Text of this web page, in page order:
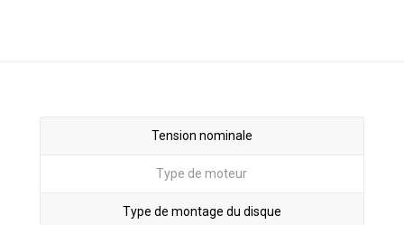
Tension nominale
Type de moteur
Type de montage du disque